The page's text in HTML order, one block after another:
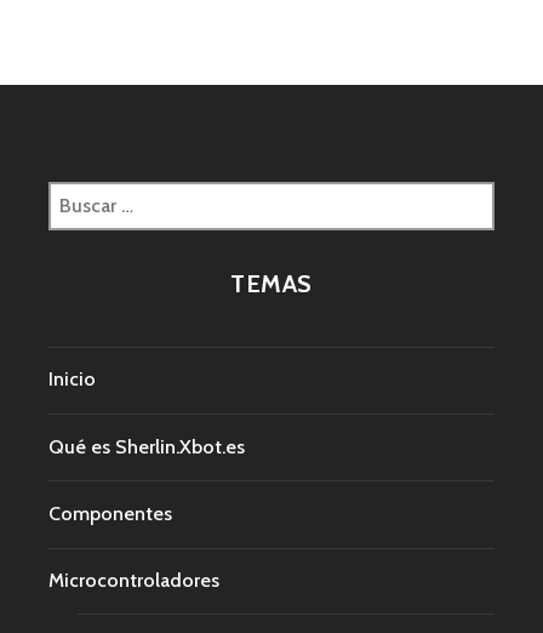
Buscar:
TEMAS
Inicio
Qué es Sherlin.Xbot.es
Componentes
Microcontroladores